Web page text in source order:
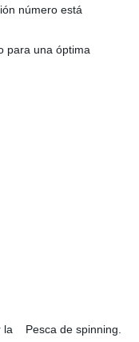
número está
para una óptima
la Pesca de spinning.